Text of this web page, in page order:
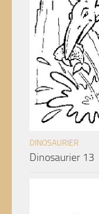
DINOSAURIER
Dinosaurier 13